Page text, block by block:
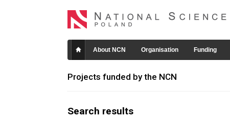
About NCN Organisation Funding
Projects funded by the NCN
Search results